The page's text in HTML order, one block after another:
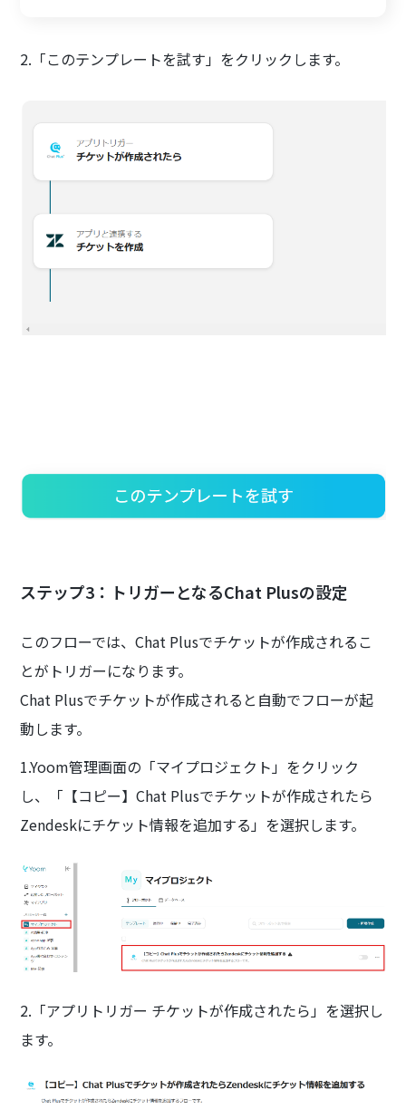
2.「このテンプレートを試す」をクリックします。
ステップ3：トリガーとなるChat Plusの設定
このフローでは、Chat Plusでチケットが作成されるこ
とがトリガーになります。
Chat Plusでチケットが作成されると自動でフローが起
動します。
1.Yoom管理画面の「マイプロジェクト」をクリック
し、「【コピー】Chat Plusでチケットが作成されたら
Zendeskにチケット情報を追加する」を選択します。
2.「アプリトリガー チケットが作成されたら」を選択し
ます。